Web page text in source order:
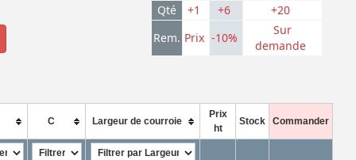
Qté
+1 +6
+20
Rem. Prix -10%
Sur
demande
C Largeur de courroie
Prix
ht
Stock Commander